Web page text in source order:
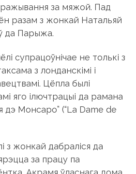
за мяжой. Пад
разам з жонкай Натальяй
да Парыжа.
супрацоўнічае не толькі з
з лонданскімі і
Цёпла былі
яго ілючтрацыі да рамана
дэ Монсаро” (“La Dame de
з жонкай дабраліся да
за працу па